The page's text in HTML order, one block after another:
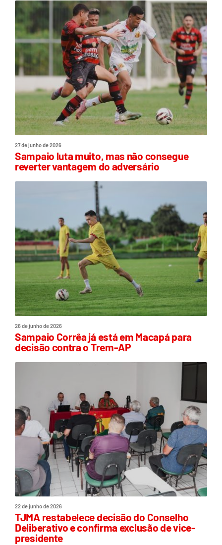
27 de junho de 2026
Sampaio luta muito, mas não consegue
reverter vantagem do adversário
26 de junho de 2026
Sampaio Corrêa já está em Macapá para
decisão contra o Trem-AP
22 de junho de 2026
TJMA restabelece decisão do Conselho
Deliberativo e confirma exclusão de vice-
presidente